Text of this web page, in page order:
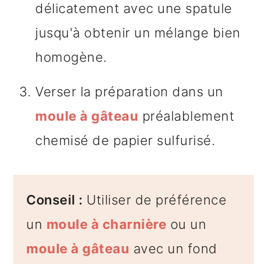
délicatement avec une spatule
jusqu'à obtenir un mélange bien
homogène.
Verser la préparation dans un
moule à gâteau préalablement
chemisé de papier sulfurisé.
Conseil : Utiliser de préférence
un moule à charnière ou un
moule à gâteau avec un fond